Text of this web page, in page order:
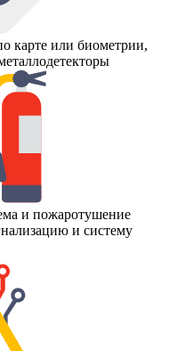
карте или биометрии,
и пожаротушение
и систему